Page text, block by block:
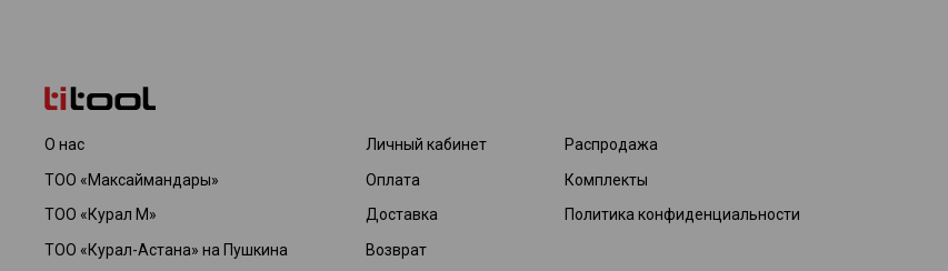
О нас
ТОО «Максаймандары»
ТОО «Курал М»
ТОО «Курал-Астана» на Пушкина
Личный кабинет
Оплата
Доставка
Возврат
Распродажа
Комплекты
Политика конфиденциальности